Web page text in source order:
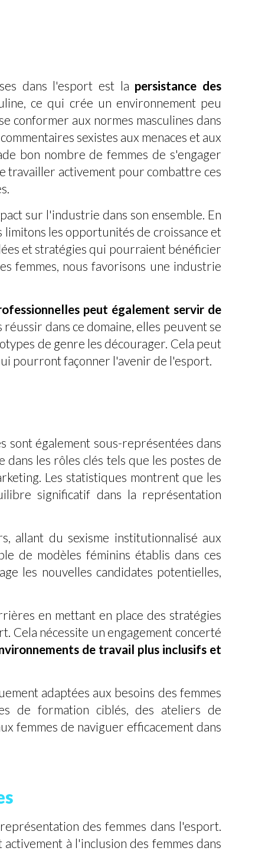
dans l'esport est la persistance des
ce qui crée un environnement peu
conformer aux normes masculines dans
sexistes aux menaces et aux
bon nombre de femmes de s'engager
travailler activement pour combattre ces
sur l'industrie dans son ensemble. En
les opportunités de croissance et
et stratégies qui pourraient bénéficier
femmes, nous favorisons une industrie
peut également servir de
réussir dans ce domaine, elles peuvent se
de genre les décourager. Cela peut
pourront façonner l'avenir de l'esport.
également sous-représentées dans
les rôles clés tels que les postes de
Les statistiques montrent que les
significatif dans la représentation
allant du sexisme institutionnalisé aux
de modèles féminins établis dans ces
les nouvelles candidates potentielles,
en mettant en place des stratégies
Cela nécessite un engagement concerté
de travail plus inclusifs et
adaptées aux besoins des femmes
de formation ciblés, des ateliers de
femmes de naviguer efficacement dans
des femmes dans l'esport.
à l'inclusion des femmes dans